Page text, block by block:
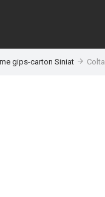
gips-carton Siniat